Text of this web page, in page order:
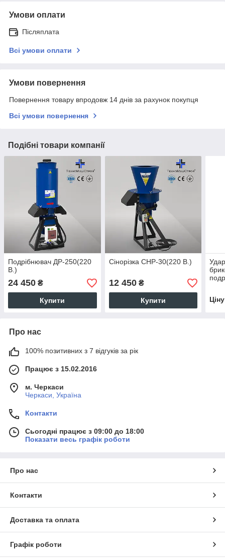
Умови оплати
Післяплата
Всі умови оплати
Умови повернення
Повернення товару впродовж 14 днів за рахунок покупця
Всі умови повернення
Подібні товари компанії
Подрібнювач ДР-250(220
В.)
24 450 ₴
Купити
Сінорізка СНР-30(220 В.)
12 450₴
Купити
Про нас
100% позитивних з 7 відгуків за рік
Працює з 15.02.2016
м. Черкаси
Черкаси, Україна
Контакти
Сьогодні працює з 09:00 до 18:00
Показати весь графік роботи
Про нас
Контакти
Доставка та оплата
Графік роботи